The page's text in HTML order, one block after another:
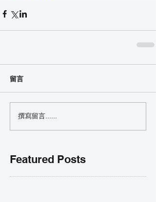
留言
撰寫留言......
Featured Posts